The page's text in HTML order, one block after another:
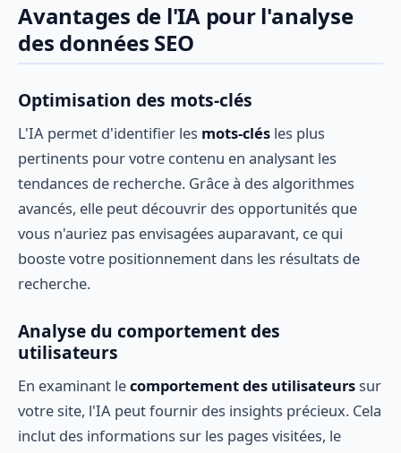
Avantages de l'IA pour l'analyse
des données SEO
Optimisation des mots-clés
L'IA permet d'identifier les mots-clés les plus
pertinents pour votre contenu en analysant les
tendances de recherche. Grâce à des algorithmes
avancés, elle peut découvrir des opportunités que
vous n'auriez pas envisagées auparavant, ce qui
booste votre positionnement dans les résultats de
recherche.
Analyse du comportement des
utilisateurs
En examinant lecomportement des utilisateurssur
votre site, l'IA peut fournir des insights précieux. Cela
inclut des informations sur les pages visitées, le